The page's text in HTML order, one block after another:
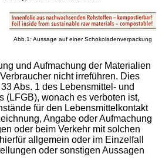
Abb.1: Aussage auf einer Schokoladenverpackung
und Aufmachung der Materialien
nicht irreführen. Dies
Abs. 1 des Lebensmittel- und
(LFGB), wonach es verboten ist,
für den Lebensmittelkontakt
Angabe oder Aufmachung
oder beim Verkehr mit solchen
allgemein oder im Einzelfall
oder sonstigen Aussagen